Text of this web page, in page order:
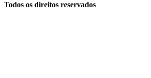
Todos os direitos reservados